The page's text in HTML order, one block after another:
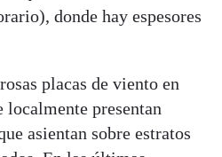
donde hay espesores
placas de viento en
localmente presentan
asientan sobre estratos